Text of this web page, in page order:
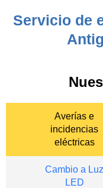
Servicio de
Averías e
incidencias
eléctricas
Cambio a Luz
LED